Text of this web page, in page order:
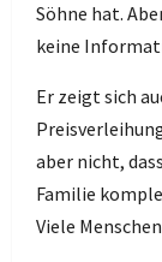
Söhne hat.
keine
Er zeigt sich
aber nicht,
Familie
Viele